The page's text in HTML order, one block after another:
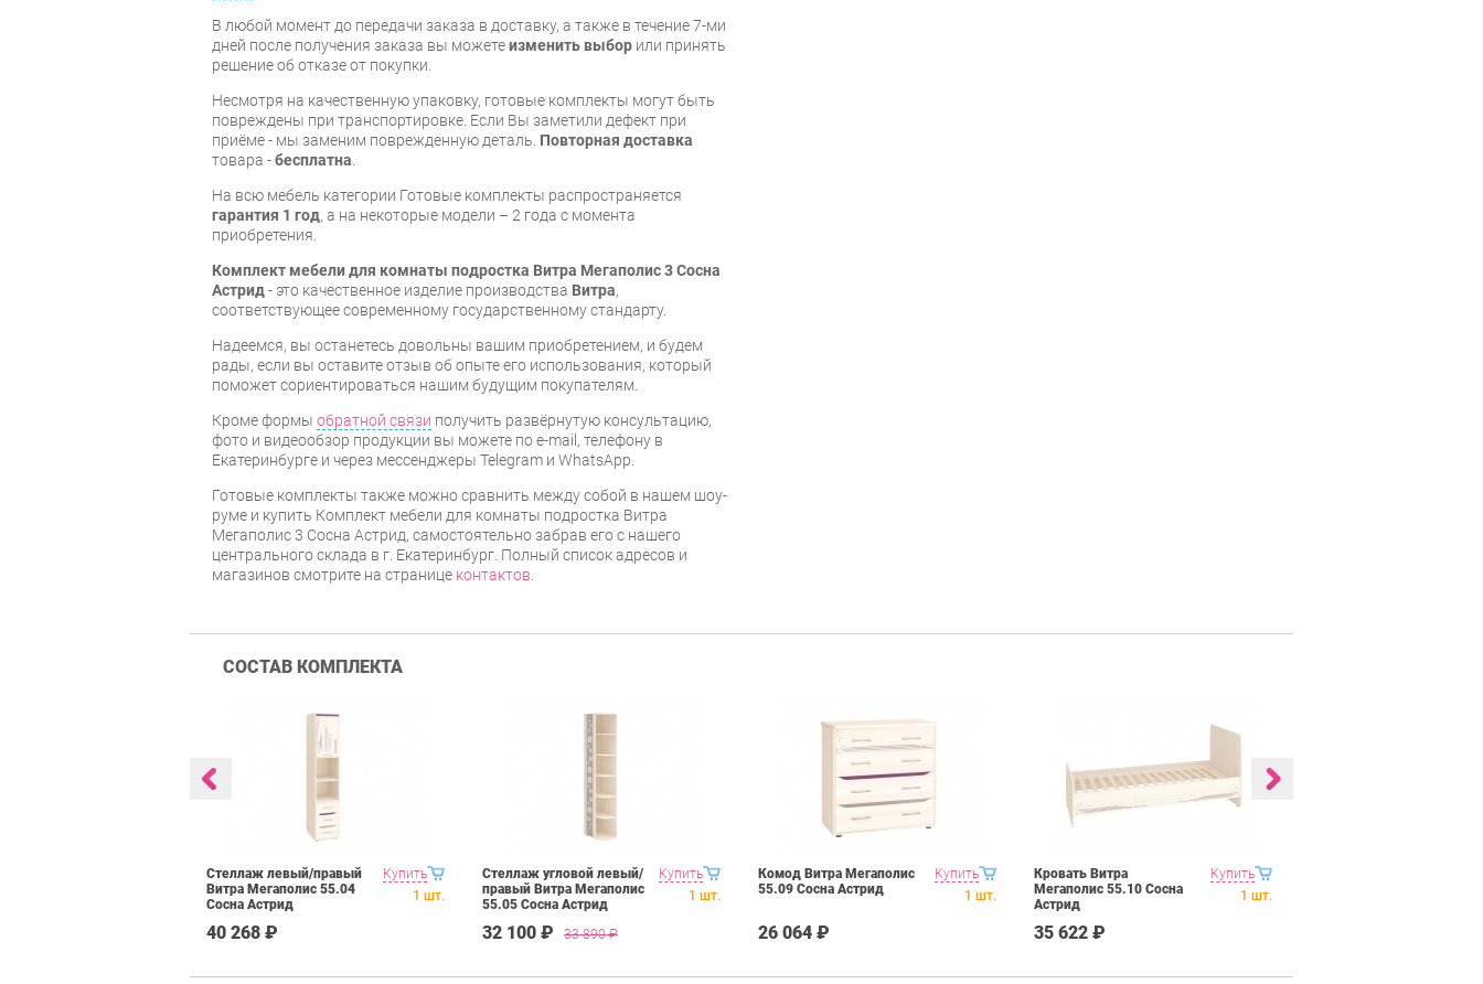
В любой момент до передачи заказа в доставку, а также в течение 7-ми
дней после получения заказа вы можетеизменить выбор или принять
решение об отказе от покупки.
Несмотря на качественную упаковку, готовые комплекты могут быть
повреждены при транспортировке. Если Вы заметили дефект при
приёме - мы заменим поврежденную деталь. Повторная доставка
товара -бесплатна
На всю мебель категории Готовые комплекты распространяется
гарантия 1 год, а на некоторые модели – 2 года с момента
приобретения.
Комплект мебели для комнаты подростка Витра Мегаполис 3 Сосна
Астрид- это качественное изделие производства Витра,
соответствующее современному государственному стандарту.
Надеемся, вы останетесь довольны вашим приобретением, и будем
рады, если вы оставите отзыв об опыте его использования, который
поможет сориентироваться нашим будущим покупателям.
Кроме формы обратной связи получить развёрнутую консультацию,
фото и видеообзор продукции вы можете по e-mail, телефону в
Екатеринбурге и через мессенджеры Telegram и WhatsApp.
Готовые комплекты также можно сравнить между собой в нашем шоу-
руме и купить Комплект мебели для комнаты подростка Витра
Мегаполис 3 Сосна Астрид, самостоятельно забрав его с нашего
центрального склада в г. Екатеринбург. Полный список адресов и
магазинов смотрите на странице контактов
СОСТАВ КОМПЛЕКТА
Купить
Стеллаж левый/правый
Витра Мегаполис 55.04
Сосна Астрид
40 268 ₽
1 шт.
Купить
Стеллаж угловой левый/
правый Витра Мегаполис
55.05 Сосна Астрид
32 100 ₽ 33 890₽
1 шт.
Купить
Комод Витра Мегаполис
55.09 Сосна Астрид
26 064 ₽
1 шт.
Купить
Кровать Витра
Мегаполис 55.10 Сосна
Астрид
35 622 ₽
1 шт.